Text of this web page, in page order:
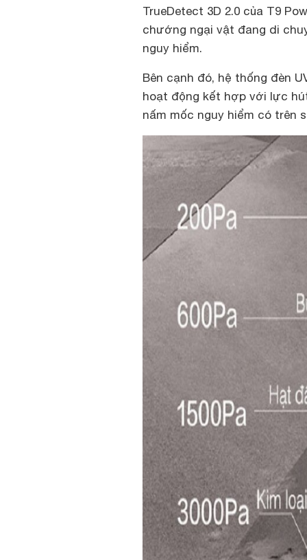
TrueDetect 3D 2.0 của T9
chướng ngại vật đang di
nguy hiểm.
Bên cạnh đó, hệ thống đèn
hoạt động kết hợp với lực
nấm mốc nguy hiểm có trên